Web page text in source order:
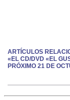
ARTÍCULOS
«EL CD/DVD «EL
PRÓXIMO 21 DE